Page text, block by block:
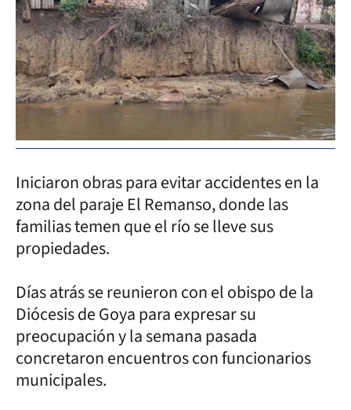
Iniciaron obras para evitar accidentes en la
zona del paraje El Remanso, donde las
familias temen que el río se lleve sus
propiedades.
Días atrás se reunieron con el obispo de la
Diócesis de Goya para expresar su
preocupación y la semana pasada
concretaron encuentros con funcionarios
municipales.